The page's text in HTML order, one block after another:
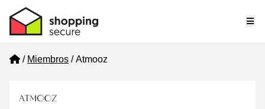
Home
Miembros Atmooz